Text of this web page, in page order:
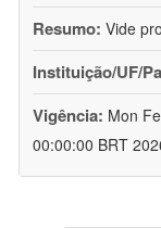
Resumo: Vide
Instituição/UF/
Vigência: Mon
00:00:00 BRT